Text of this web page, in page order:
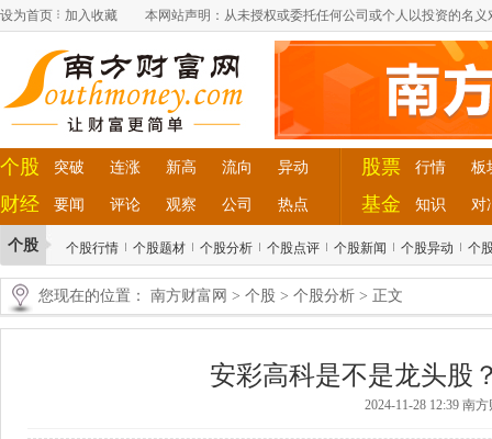
设为首页 加入收藏 本网站声明：从未授权或委托任何公司或个人以投资的名
个股 突破 连涨 新高 流向 异动
财经 要闻 评论 观察 公司 热点
股票 行情 板
基金 知识 对
个股 个股行情 个股题材 个股分析 个股点评 个股新闻 个股异动 个
您现在的位置： 南方财富网 > 个股 > 个股分析 > 正文
安彩高科是不是龙头股
2024-11-28 12:39 南